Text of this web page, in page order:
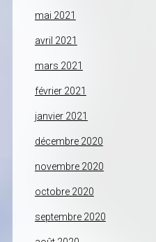
mai 2021
avril 2021
mars 2021
février 2021
janvier 2021
décembre 2020
novembre 2020
octobre 2020
septembre 2020